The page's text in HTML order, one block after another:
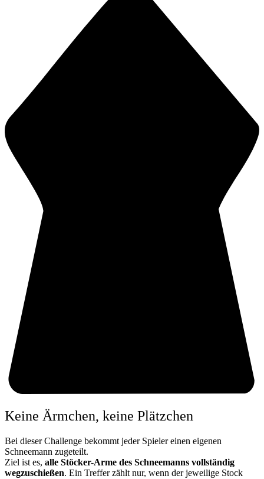
Keine Ärmchen, keine Plätzchen
Bei dieser Challenge bekommt jeder Spieler einen eigenen
Schneemann zugeteilt.
Ziel ist es, alle Stöcker-Arme des Schneemanns vollständig
wegzuschießen. Ein Treffer zählt nur, wenn der jeweilige Stock